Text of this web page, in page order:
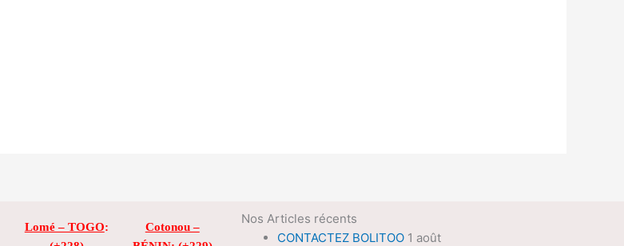
Lomé – TOGO:
Cotonou –
Nos Articles récents
CONTACTEZ BOLITOO 1 août